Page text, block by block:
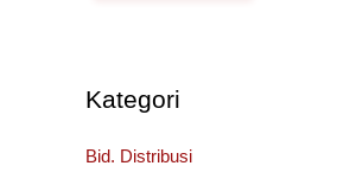
Kategori
Bid. Distribusi